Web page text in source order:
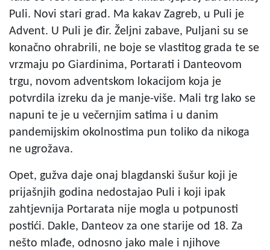
Puli. Novi stari grad. Ma kakav Zagreb, u Puli je
Advent. U Puli je đir. Željni zabave, Puljani su se
konačno ohrabrili, ne boje se vlastitog grada te se
vrzmaju po Giardinima, Portarati i Danteovom
trgu, novom adventskom lokacijom koja je
potvrdila izreku da je manje-više. Mali trg lako se
napuni te je u večernjim satima i u danim
pandemijskim okolnostima pun toliko da nikoga
ne ugrožava.
Opet, gužva daje onaj blagdanski šušur koji je
prijašnjih godina nedostajao Puli i koji ipak
zahtjevnija Portarata nije mogla u potpunosti
postići. Dakle, Danteov za one starije od 18. Za
nešto mlađe, odnosno jako male i njihove